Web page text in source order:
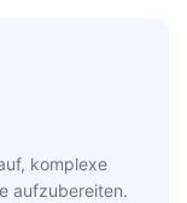
komplexe
aufzubereiten.